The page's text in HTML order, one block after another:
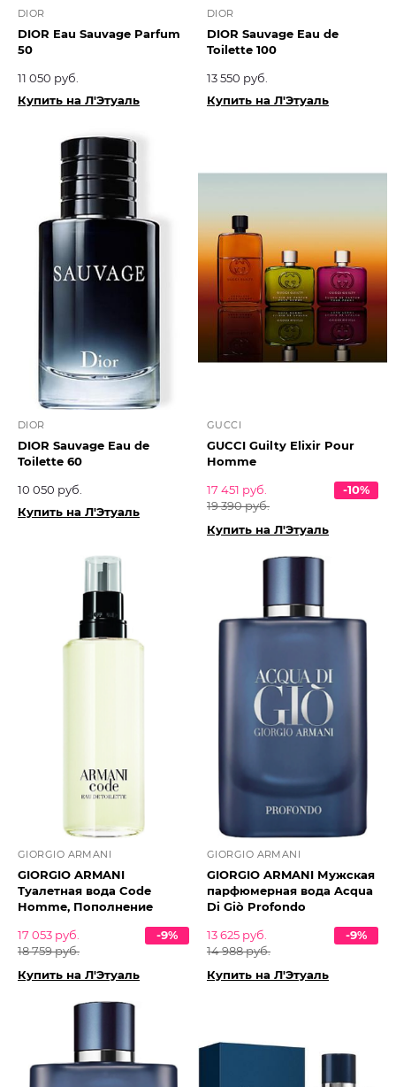
DIOR
DIOR Eau Sauvage Parfum
50
11 050 руб.
Купить на Л'Этуаль
DIOR
DIOR Sauvage Eau de
Toilette 100
13 550 руб.
Купить на Л'Этуаль
DIOR
DIOR Sauvage Eau de
Toilette 60
10 050 руб.
Купить на Л'Этуаль
GUCCI
GUCCI Guilty Elixir Pour
Homme
17 451 руб.
19 390 руб.
-10%
Купить на Л'Этуаль
GIORGIO ARMANI
GIORGIO ARMANI
Туалетная вода Code
Homme, Пополнение
17 053 руб.
18 759 руб.
-9%
Купить на Л'Этуаль
GIORGIO ARMANI
GIORGIO ARMANI Мужская
парфюмерная вода Acqua
Di Giò Profondo
13 625 руб.
14 988 руб.
-9%
Купить на Л'Этуаль